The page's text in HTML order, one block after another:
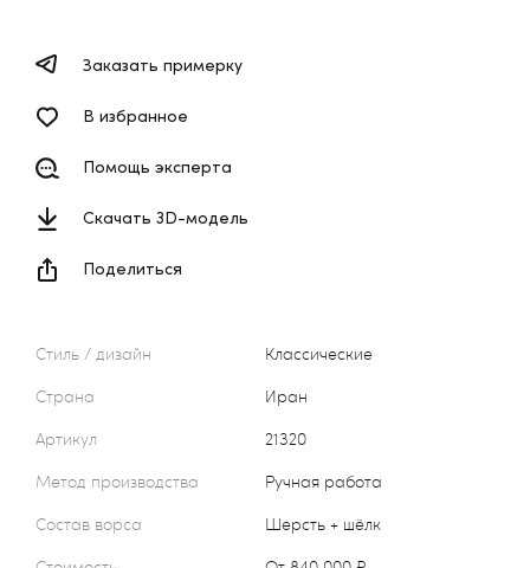
Стиль / дизайн
Классические
Страна
Иран
Артикул
21320
Метод производства
Ручная работа
Состав ворса
Шерсть + шёлк
Заказать примерку
В избранное
Помощь эксперта
Скачать 3D-модель
Поделиться